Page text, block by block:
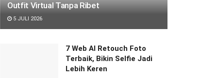
Outfit Virtual Tanpa Ribet
5 JULI 2026
7 Web AI Retouch Foto
Terbaik, Bikin Selfie Jadi
Lebih Keren